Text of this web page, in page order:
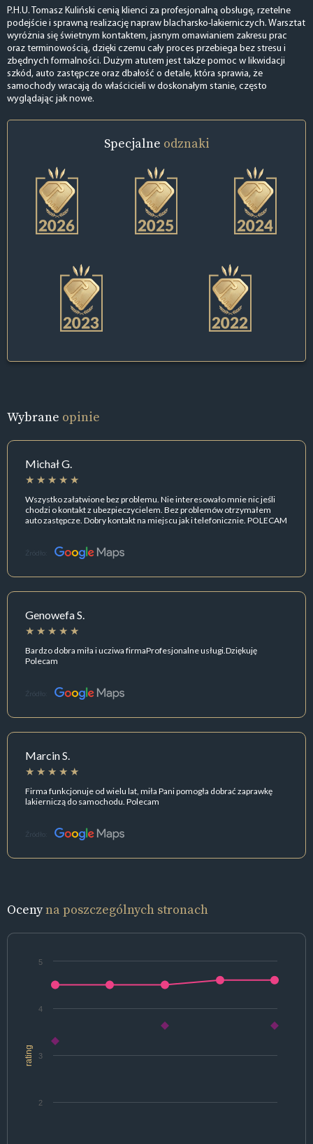
P.H.U. Tomasz Kuliński cenią klienci za profesjonalną obsługę, rzetelne
podejście i sprawną realizację napraw blacharsko-lakierniczych. Warsztat
wyróżnia się świetnym kontaktem, jasnym omawianiem zakresu prac
oraz terminowością, dzięki czemu cały proces przebiega bez stresu i
zbędnych formalności. Dużym atutem jest także pomoc w likwidacji
szkód, auto zastępcze oraz dbałość o detale, która sprawia, że
samochody wracają do właścicieli w doskonałym stanie, często
wyglądając jak nowe.
Specjalne odznaki
Wybrane opinie
Michał G.
Wszystko załatwione bez problemu. Nie interesowało mnie nic jeśli
chodzi o kontakt z ubezpieczycielem. Bez problemów otrzymałem
auto zastępcze. Dobry kontakt na miejscu jak i telefonicznie. POLECAM
Źródło:
Genowefa S.
Bardzo dobra miła i ucziwa firmaProfesjonalne usługi.Dziękuję
Polecam
Źródło:
Marcin S.
Firma funkcjonuje od wielu lat, miła Pani pomogła dobrać zaprawkę
lakierniczą do samochodu. Polecam
Źródło:
Ocenyna poszczególnych stronach
rating
2
3
4
5